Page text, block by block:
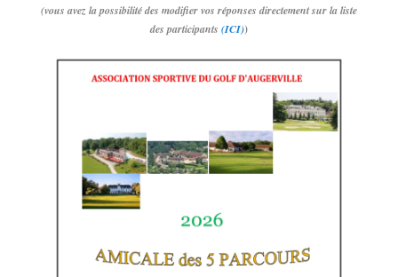
(vous avez la possibilité des modifier vos réponses directement sur la liste
des participants (ICI))